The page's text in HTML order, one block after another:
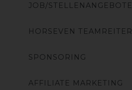
JOB/STELLENANGEBOTE
HORSEVEN TEAMREITER
SPONSORING
AFFILIATE MARKETING